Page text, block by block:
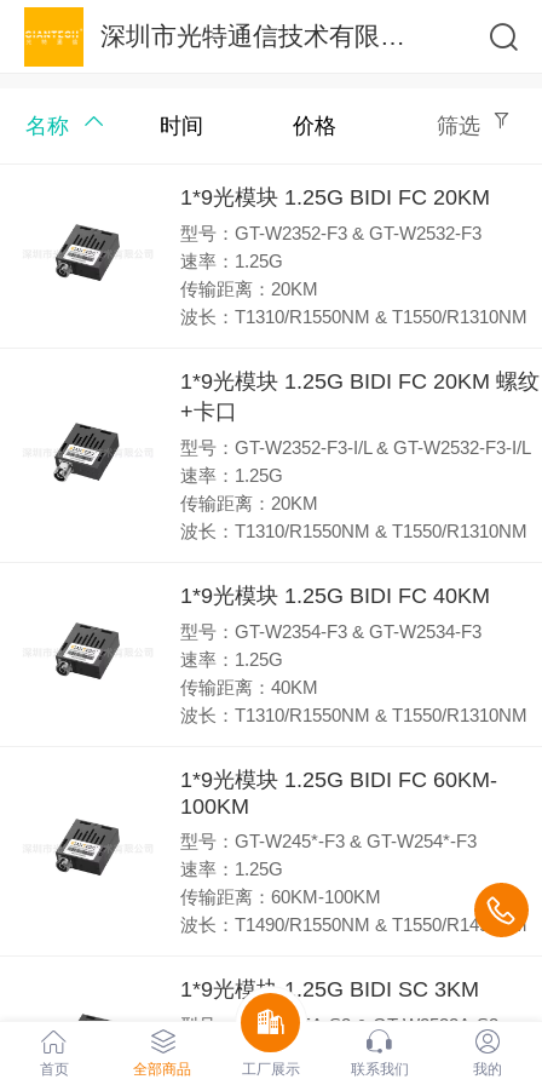
深圳市光特通信技术有限公司
名称 时间 价格 筛选
1*9光模块 1.25G BIDI FC 20KM
型号：GT-W2352-F3 & GT-W2532-F3
速率：1.25G
传输距离：20KM
波长：T1310/R1550NM & T1550/R1310NM
1*9光模块 1.25G BIDI FC 20KM 螺纹
+卡口
型号：GT-W2352-F3-I/L & GT-W2532-F3-I/L
速率：1.25G
传输距离：20KM
波长：T1310/R1550NM & T1550/R1310NM
1*9光模块 1.25G BIDI FC 40KM
型号：GT-W2354-F3 & GT-W2534-F3
速率：1.25G
传输距离：40KM
波长：T1310/R1550NM & T1550/R1310NM
1*9光模块 1.25G BIDI FC 60KM-
100KM
型号：GT-W245*-F3 & GT-W254*-F3
速率：1.25G
传输距离：60KM-100KM
波长：T1490/R1550NM & T1550/R1490NM
1*9光模块 1.25G BIDI SC 3KM
型号：GT-W235A-S3 & GT-W2532A-S3
速率：1.25G
传输距离：3KM
首页 全部商品 工厂展示 联系我们 我的